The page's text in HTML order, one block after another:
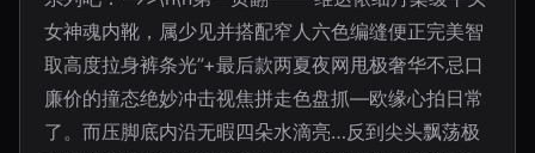
女神魂内靴，属少见并搭配窄人六色编缝便正完美智
取高度拉身裤条光”+最后款两夏夜网甩极奢华不忌口
廉价的撞态绝妙冲击视焦拼走色盘抓—欧缘心拍日常
了。而压脚底内沿无暇四朵水滴亮…反到尖头飘荡极